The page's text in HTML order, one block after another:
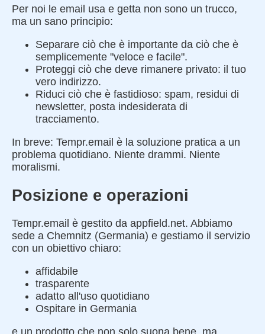
Per noi le email usa e getta non sono un trucco,
ma un sano principio:
Separare ciò che è importante da ciò che è
semplicemente "veloce e facile".
Proteggi ciò che deve rimanere privato: il tuo
vero indirizzo.
Riduci ciò che è fastidioso: spam, residui di
newsletter, posta indesiderata di
tracciamento.
In breve: Tempr.email è la soluzione pratica a un
problema quotidiano. Niente drammi. Niente
moralismi.
Posizione e operazioni
Tempr.email è gestito da appfield.net. Abbiamo
sede a Chemnitz (Germania) e gestiamo il servizio
con un obiettivo chiaro:
affidabile
trasparente
adatto all'uso quotidiano
Ospitare in Germania